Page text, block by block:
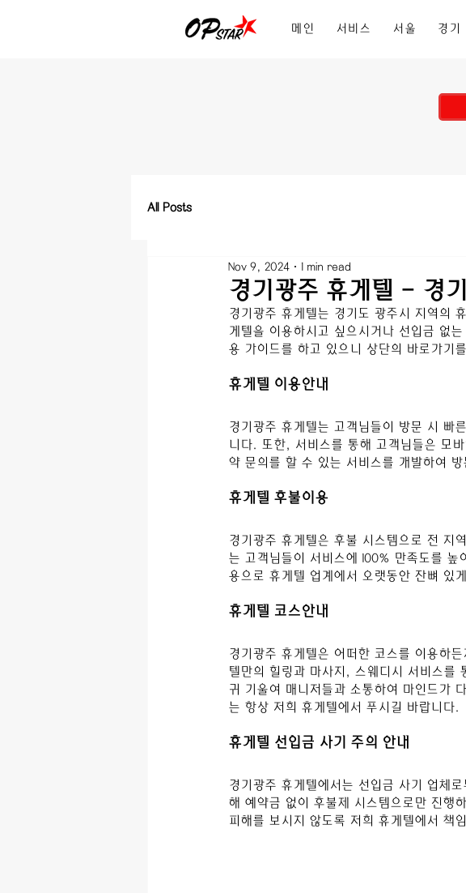
메인 서비스 서울 경기
All Posts
경기광주 휴게텔 - 경
Nov 9, 2024 1 min read
경기광주 휴게텔는 경기도 광주시 지역의
게텔을 이용하시고 싶으시거나 선입금 없
용 가이드를 하고 있으니 상단의 바로가기
휴게텔 이용안내
경기광주 휴게텔는 고객님들이 방문 시 빠
니다. 또한, 서비스를 통해 고객님들은 모
약 문의를 할 수 있는 서비스를 개발하여
휴게텔 후불이용
경기광주 휴게텔은 후불 시스템으로 전 지
는 고객님들이 서비스에 100% 만족도를
용으로 휴게텔 업계에서 오랫동안 잔뼈 있
휴게텔 코스안내
경기광주 휴게텔은 어떠한 코스를 이용하
텔만의 힐링과 마사지, 스웨디시 서비스를
귀 기울여 매니저들과 소통하여 마인드가
는 항상 저희 휴게텔에서 푸시길 바랍니다.
휴게텔 선입금 사기 주의 안내
경기광주 휴게텔에서는 선입금 사기 업체
해 예약금 없이 후불제 시스템으로만 진행
피해를 보시지 않도록 저희 휴게텔에서 책